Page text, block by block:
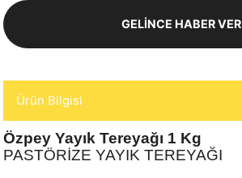
GELİNCE HABER VER
Ürün Bilgisi
Özpey Yayık Tereyağı 1 Kg
PASTÖRİZE YAYIK TEREYAĞI